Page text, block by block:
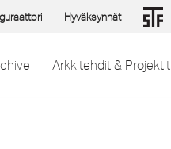
Hyväksynnät
Arkkitehdit & Projektit